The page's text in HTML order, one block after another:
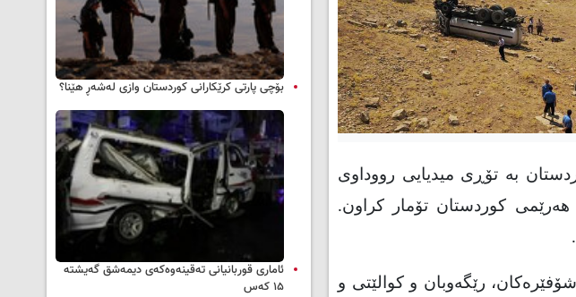
بە تۆڕی میدیایی رووداوی
کوردستان تۆمار کراون.
.
رێگەوبان و کوالێتی و
بۆچی پارتی کرێکارانی کوردستان وازی لەشەڕ هێنا؟
ئاماری قوربانیانی تەقینەوەکەی دیمەشق گەیشتە
۱۵ کەس